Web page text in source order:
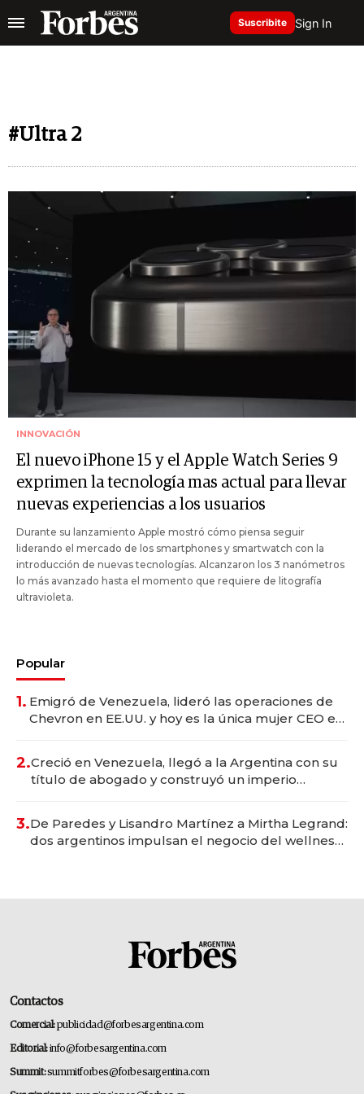
Suscribite Sign In
#Ultra 2
INNOVACIÓN
El nuevo iPhone 15 y el Apple Watch Series 9
exprimen la tecnología mas actual para llevar
nuevas experiencias a los usuarios
Durante su lanzamiento Apple mostró cómo piensa seguir
liderando el mercado de los smartphones y smartwatch con la
introducción de nuevas tecnologías. Alcanzaron los 3 nanómetros
lo más avanzado hasta el momento que requiere de litografía
ultravioleta.
Popular
1. Emigró de Venezuela, lideró las operaciones de
Chevron en EE.UU. y hoy es la única mujer CEO en
2.Creció en Venezuela, llegó a la Argentina con su
título de abogado y construyó un imperio
3.De Paredes y Lisandro Martínez a Mirtha Legrand:
dos argentinos impulsan el negocio del wellness
Contactos
Comercial:publicidad@forbesargentina.com
Editorial:info@forbesargentina.com
Summit:summitforbes@forbesargentina.com